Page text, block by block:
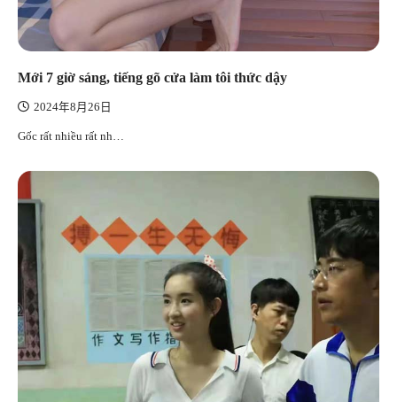
Mới 7 giờ sáng, tiếng gõ cửa làm tôi thức dậy
2024年8月26日
Gốc rất nhiều rất nh…